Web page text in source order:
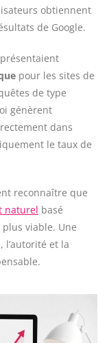
obtiennent
de Google.
pour les sites de
de type
génèrent
dans
le taux de
reconnaître que
naturel basé
viable. Une
et la